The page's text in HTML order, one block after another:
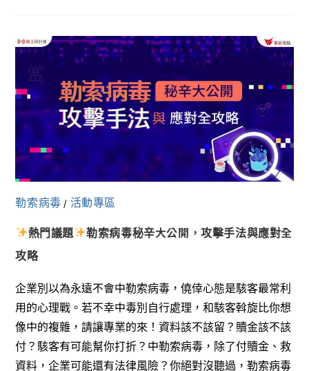
勒索病毒 / 活動專區
熱門議題
勒索病毒秘辛大公開，攻擊手法與應對全
攻略
企業別以為永遠不會中勒索病毒，僥倖心態是駭客最常利
用的心理戰。若不幸中毒別自行處理，和駭客斡旋比你想
像中的複雜，請讓專業的來！資料該不該留？贖金該不該
付？駭客有可能幫你打折？中勒索病毒，除了付贖金、救
資料，企業可能還有法律風險？你絕對沒聽過，勒索病毒